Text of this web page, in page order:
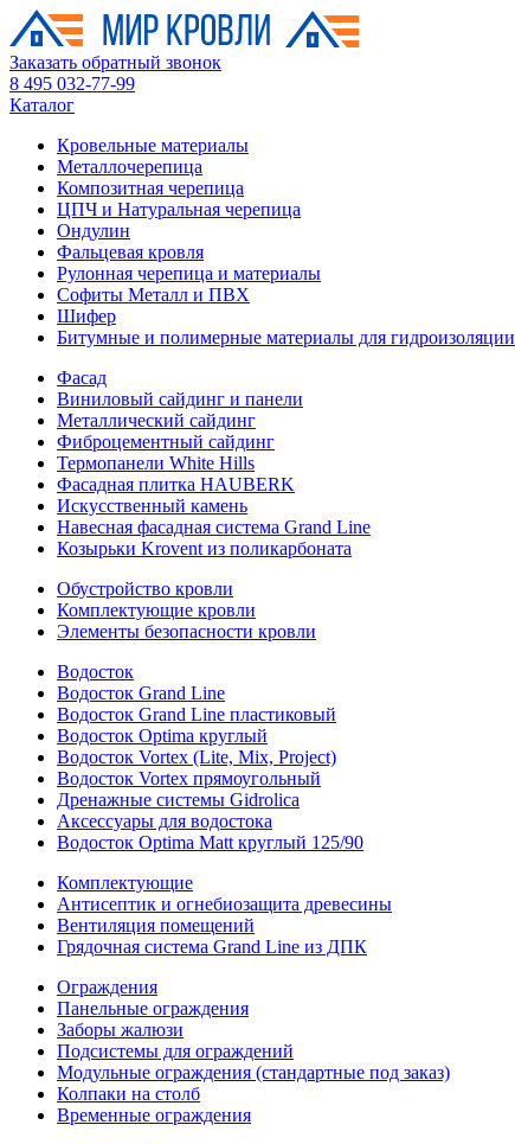
Заказать обратный звонок
8 495 032-77-99
Каталог
Кровельные материалы
Металлочерепица
Композитная черепица
ЦПЧ и Натуральная черепица
Ондулин
Фальцевая кровля
Рулонная черепица и материалы
Софиты Металл и ПВХ
Шифер
Битумные и полимерные материалы для гидроизоляции
Фасад
Виниловый сайдинг и панели
Металлический сайдинг
Фиброцементный сайдинг
Термопанели White Hills
Фасадная плитка HAUBERK
Искусственный камень
Навесная фасадная система Grand Line
Козырьки Krovent из поликарбоната
Обустройство кровли
Комплектующие кровли
Элементы безопасности кровли
Водосток
Водосток Grand Line
Водосток Grand Line пластиковый
Водосток Optima круглый
Водосток Vortex (Lite, Mix, Project)
Водосток Vortex прямоугольный
Дренажные системы Gidrolica
Аксессуары для водостока
Водосток Optima Matt круглый 125/90
Комплектующие
Антисептик и огнебиозащита древесины
Вентиляция помещений
Грядочная система Grand Line из ДПК
Ограждения
Панельные ограждения
Заборы жалюзи
Подсистемы для ограждений
Модульные ограждения (стандартные под заказ)
Колпаки на столб
Временные ограждения